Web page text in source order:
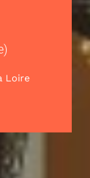
Loire